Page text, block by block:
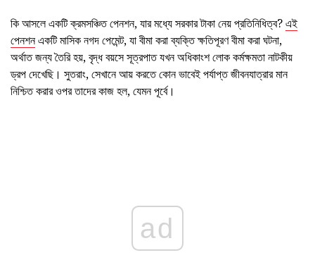
কি আসলে একটি ক্রমসঞ্চিত পেনশন, যার মধ্যে সরকার টাকা নেয় প্রতিনিধিত্ব?এই
পেনশনএকটি মাসিক নগদ পেমেন্ট, যা বীমা করা ব্যক্তি ক্ষতিপূরণ বীমা করা ঘটনা,
অর্থাত জন্য তৈরি হয়, বৃদ্ধ বয়সে সূত্রপাত যখন অধিকাংশ লোক কর্মক্ষমতা নাটকীয়
ড্রপ দেখেছি। সুতরাং, সেখানে আয় করতে কোন ভাবেই পর্যাপ্ত জীবনযাত্রার মান
নিশ্চিত করার ওপর তাদের কাজ হল, যেমন পূর্বে।
ad